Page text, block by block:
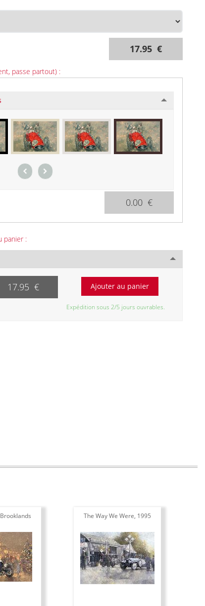
17.95 €
passe partout) :
0.00 €
panier :
17.95 €
Expédition sous 2/5 jours ouvrables.
The Way We Were, 1995